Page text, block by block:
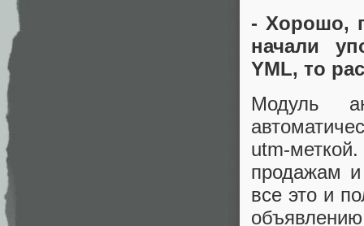
- Хорошо,
начали
YML, то
Модуль
utm-
продажам
все это и